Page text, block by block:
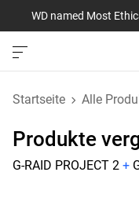
WD named Most
Startseite Alle
Produkte
G-RAID PROJECT 2 +